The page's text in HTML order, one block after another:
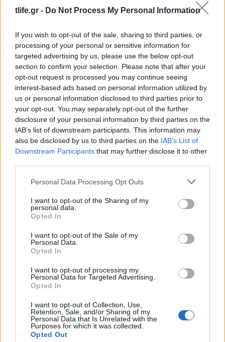
tlife.gr - Do Not Process My Personal Information
If you wish to opt-out of the sale, sharing to third parties, or
processing of your personal or sensitive information for
targeted advertising by us, please use the below opt-out
section to confirm your selection. Please note that after your
opt-out request is processed you may continue seeing
interest-based ads based on personal information utilized by
us or personal information disclosed to third parties prior to
your opt-out. You may separately opt-out of the further
disclosure of your personal information by third parties on the
IAB’s list of downstream participants. This information may
also be disclosed by us to third parties on the IAB’s List of
Downstream Participants that may further disclose it to other
Please note that this website/app uses one or more Google
not limited to your visit or usage behaviour. You may click to
grant or deny consent to Google and its third-party tags to
use your data for below specified purposes in below Google
consent section.
Personal Data Processing Opt Outs
I want to opt-out of the Sharing of my
personal data.
Opted In
I want to opt-out of the Sale of my
Personal Data.
Opted In
I want to opt-out of processing my
Personal Data for Targeted Advertising.
Opted In
I want to opt-out of Collection, Use,
Retention, Sale, and/or Sharing of my
Personal Data that Is Unrelated with the
Purposes for which it was collected.
Opted Out
Λάκης Χαλκιάς: Συντετριμμένη η σύζυγός του,
Αλέκα στο τελευταίο αντίο στο Α’ Νεκροταφείο
Αθηνών
06.08.2026